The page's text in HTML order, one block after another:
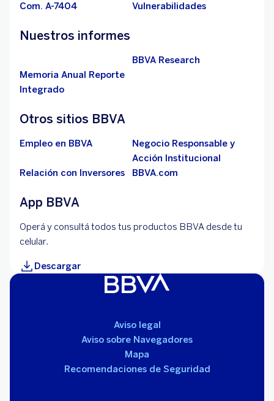
Com. A-7404
Vulnerabilidades
Nuestros informes
BBVA Research
Memoria Anual Reporte
Integrado
Otros sitios BBVA
Empleo en BBVA
Negocio Responsable y
Acción Institucional
Relación con Inversores
BBVA.com
App BBVA
Operá y consultá todos tus productos BBVA desde tu
celular.
Descargar
Aviso legal
Aviso sobre Navegadores
Mapa
Recomendaciones de Seguridad